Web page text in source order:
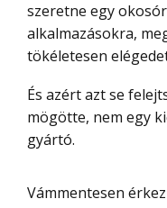
szeretne egy
alkalmazásokra,
tökéletesen
És azért azt se felejtsük el, hogy a HONOR áll
mögötte, nem egy
gyártó.
Vámmentesen érkezik ingyen szállítással és promo